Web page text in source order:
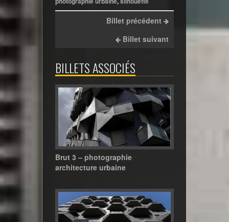
Billet précédent
Billet suivant
BILLETS ASSOCIÉS
Brut 3 – photographie
architecture urbaine